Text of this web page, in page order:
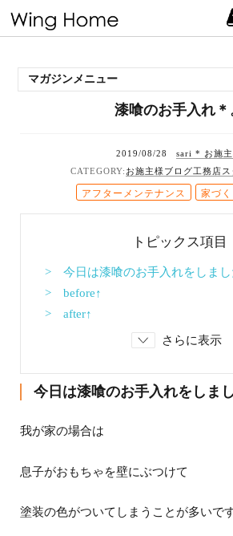
マガジンメニュー
見学会・イベント
漆喰のお手入れ＊
2019/08/28
sari * お施
お施主様ブログ工務店
アフターメンテナンス 家づ
トピックス項目
> 今日は漆喰のお手入れをしまし
> before↑
> after↑
さらに表示
今日は漆喰のお手入れをしまし
我が家の場合は
息子がおもちゃを壁にぶつけて
塗装の色がついてしまうことが多いです